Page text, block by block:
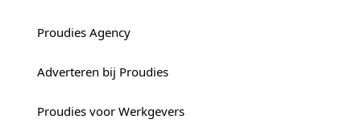
Proudies Agency
Adverteren bij Proudies
Proudies voor Werkgevers